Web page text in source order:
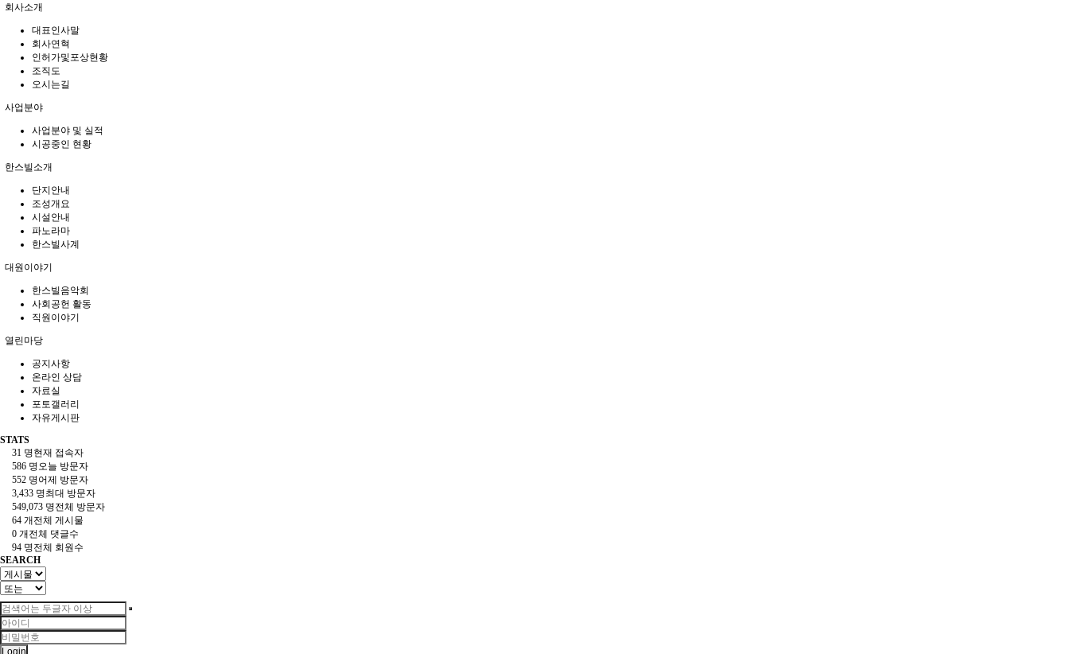
회사소개
대표인사말
회사연혁
인허가및포상현황
조직도
오시는길
사업분야
사업분야 및 실적
시공중인 현황
한스빌소개
단지안내
조성개요
시설안내
파노라마
한스빌사계
대원이야기
한스빌음악회
사회공헌 활동
직원이야기
열린마당
공지사항
온라인 상담
자료실
포토갤러리
자유게시판
STATS
31 명현재 접속자
586 명 오늘 방문자
552 명어제 방문자
3,433 명최대 방문자
549,073 명전체 방문자
64 개전체 게시물
0 개전체 댓글수
94 명전체 회원수
SEARCH
Login